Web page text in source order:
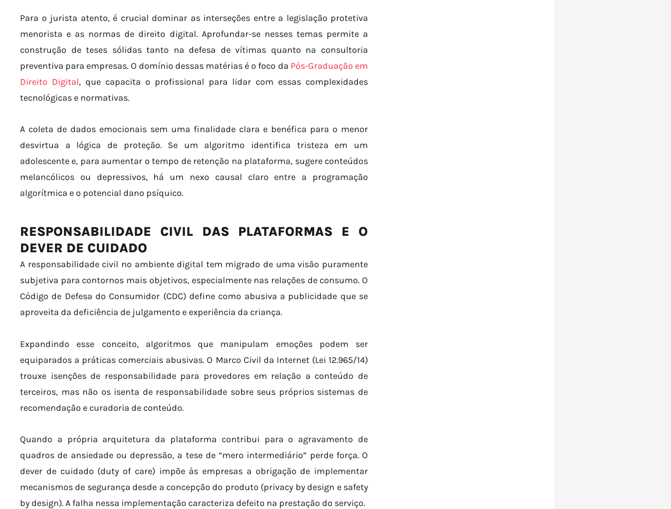
Para o jurista atento, é crucial dominar as interseções entre a legislação protetiva
menorista e as normas de direito digital. Aprofundar-se nesses temas permite a
construção de teses sólidas tanto na defesa de vítimas quanto na consultoria
preventiva para empresas. O domínio dessas matérias é o foco da Pós-Graduação em
Direito Digital, que capacita o profissional para lidar com essas complexidades
tecnológicas e normativas.
A coleta de dados emocionais sem uma finalidade clara e benéfica para o menor
desvirtua a lógica de proteção. Se um algoritmo identifica tristeza em um
adolescente e, para aumentar o tempo de retenção na plataforma, sugere conteúdos
melancólicos ou depressivos, há um nexo causal claro entre a programação
algorítmica e o potencial dano psíquico.
RESPONSABILIDADE CIVIL DAS PLATAFORMAS E O
DEVER DE CUIDADO
A responsabilidade civil no ambiente digital tem migrado de uma visão puramente
subjetiva para contornos mais objetivos, especialmente nas relações de consumo. O
Código de Defesa do Consumidor (CDC) define como abusiva a publicidade que se
aproveita da deficiência de julgamento e experiência da criança.
Expandindo esse conceito, algoritmos que manipulam emoções podem ser
equiparados a práticas comerciais abusivas. O Marco Civil da Internet (Lei 12.965/14)
trouxe isenções de responsabilidade para provedores em relação a conteúdo de
terceiros, mas não os isenta de responsabilidade sobre seus próprios sistemas de
recomendação e curadoria de conteúdo.
Quando a própria arquitetura da plataforma contribui para o agravamento de
quadros de ansiedade ou depressão, a tese de “mero intermediário” perde força. O
dever de cuidado (duty of care) impõe às empresas a obrigação de implementar
mecanismos de segurança desde a concepção do produto (privacy by design e safety
by design). A falha nessa implementação caracteriza defeito na prestação do serviço.